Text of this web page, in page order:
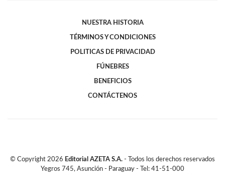
NUESTRA HISTORIA
TÉRMINOS Y CONDICIONES
POLITICAS DE PRIVACIDAD
FÚNEBRES
BENEFICIOS
CONTÁCTENOS
© Copyright 2026 Editorial AZETA S.A. - Todos los derechos reservados
Yegros 745, Asunción - Paraguay - Tel: 41-51-000